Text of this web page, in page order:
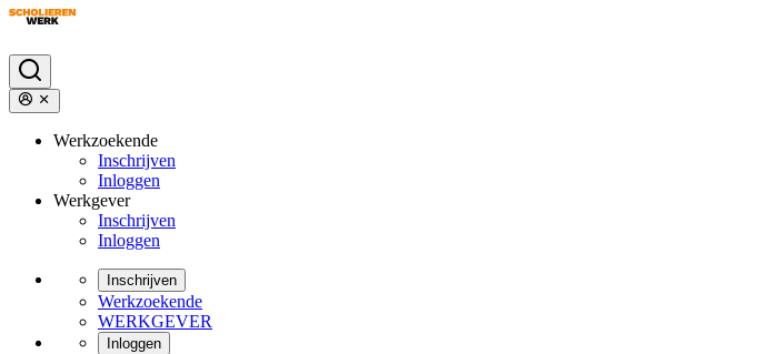
Werkzoekende
Inschrijven
Inloggen
Werkgever
Inschrijven
Inloggen
Inschrijven
Werkzoekende
WERKGEVER
Inloggen